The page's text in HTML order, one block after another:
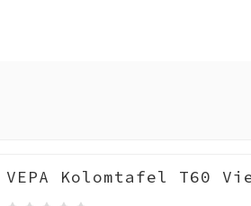
VEPA Kolomtafel T60